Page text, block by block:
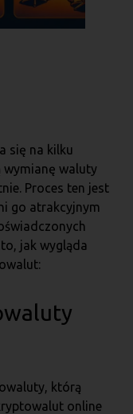
się na kilku
waluty
Proces ten jest
go atrakcyjnym
jak wygląda
którą
online